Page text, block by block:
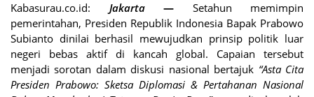
Kabasurau.co.id: Jakarta — Setahun memimpin
pemerintahan, Presiden Republik Indonesia Bapak Prabowo
Subianto dinilai berhasil mewujudkan prinsip politik luar
negeri bebas aktif di kancah global. Capaian tersebut
menjadi sorotan dalam diskusi nasional bertajuk “Asta Cita
Presiden Prabowo: Sketsa Diplomasi & Pertahanan Nasional